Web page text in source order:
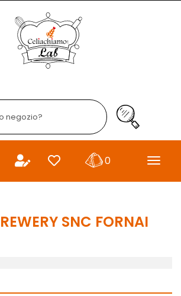
Cerca
0prodotti
SNC FORNAI